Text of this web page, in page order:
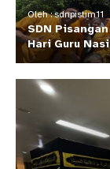
Oleh : sdnpistim11
SDN
Hari Guru